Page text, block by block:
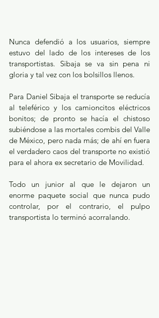
Nunca defendió a los usuarios, siempre
estuvo del lado de los intereses de los
transportistas. Sibaja se va sin pena ni
gloria y tal vez con los bolsillos llenos.
Para Daniel Sibaja el transporte se reducía
al teleférico y los camioncitos eléctricos
bonitos; de pronto se hacía el chistoso
subiéndose a las mortales combis del Valle
de México, pero nada más; de ahí en fuera
el verdadero caos del transporte no existió
para el ahora ex secretario de Movilidad.
Todo un junior al que le dejaron un
enorme paquete social que nunca pudo
controlar, por el contrario, el pulpo
transportista lo terminó acorralando.